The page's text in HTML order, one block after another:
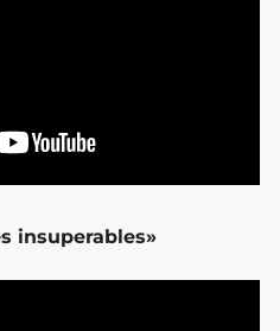
insuperables»